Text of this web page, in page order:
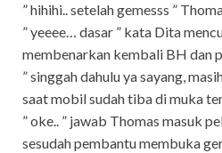
” hihihi.. setelah gemesss ”
” yeeee… dasar ” kata Dita
membenarkan kembali BH dan
” singgah dahulu ya sayang,
saat mobil sudah tiba di muka
” oke.. ” jawab Thomas masuk
sesudah pembantu membuka